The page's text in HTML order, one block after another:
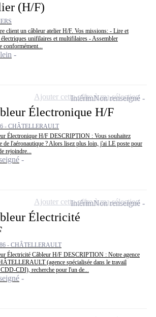
(H/F)
client un câbleur atelier H/F. Vos missions: - Lire et
électriques unifilaires et multifilaires - Assembler
conformément...
Électronique H/F
- CHÂTELLERAULT
Électronique H/F DESCRIPTION : Vous souhaitez
de l'aéronautique ? Alors lisez plus loin, j'ai LE poste pour
rejoindre...
IntérimNon renseigné
Ajouter cette offre à ma sélection
Électricité
86 - CHÂTELLERAULT
Électricité Câbleur H/F DESCRIPTION : Notre agence
(agence spécialisée dans le travail
CDI), recherche pour l'un de...
IntérimNon renseigné
Ajouter cette offre à ma sélection